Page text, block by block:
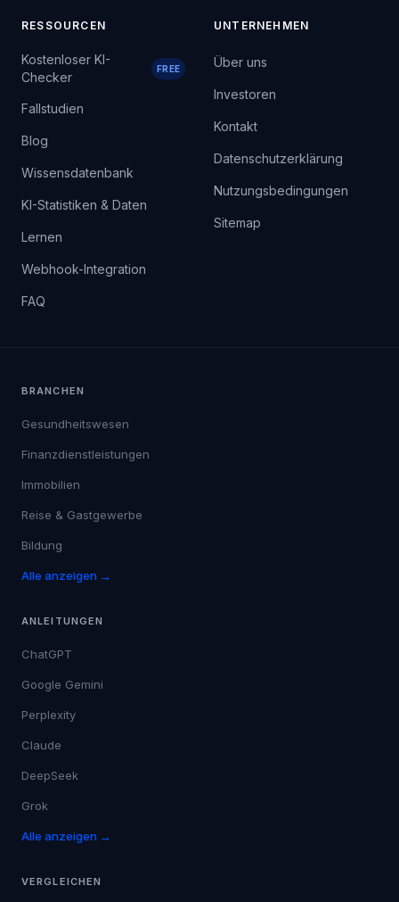
RESSOURCEN
Kostenloser KI-
Checker
FREE
Fallstudien
Blog
Wissensdatenbank
KI-Statistiken & Daten
Lernen
Webhook-Integration
FAQ
UNTERNEHMEN
Über uns
Investoren
Kontakt
Datenschutzerklärung
Nutzungsbedingungen
Sitemap
BRANCHEN
Gesundheitswesen
Finanzdienstleistungen
Immobilien
Reise & Gastgewerbe
Bildung
Alle anzeigen →
ANLEITUNGEN
ChatGPT
Google Gemini
Perplexity
Claude
DeepSeek
Grok
Alle anzeigen →
VERGLEICHEN